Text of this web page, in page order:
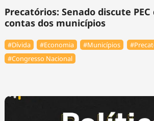
Precatórios: Senado discute
contas dos municípios
#Dívida #Economia #Municípios
#Congresso Nacional